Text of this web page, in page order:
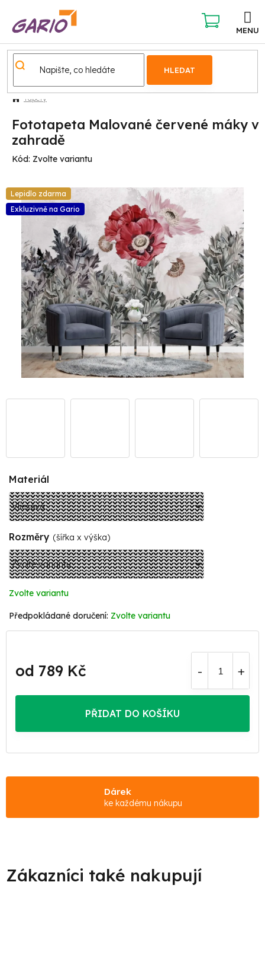
obsah
HLEDAT
NÁKUPNÍ
KOŠÍK
Tapety
Fototapeta Malované červené máky v
zahradě
Kód: Zvolte variantu
Lepidlo zdarma
Exkluzivně na Gario
Materiál
Rozměry (šířka x výška)
Zvolte variantu
Zvolte variantu
od 789 Kč
cena:
PŘIDAT DO KOŠÍKU
Dárek
ke každému nákupu